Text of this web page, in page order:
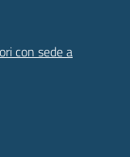
con sede a